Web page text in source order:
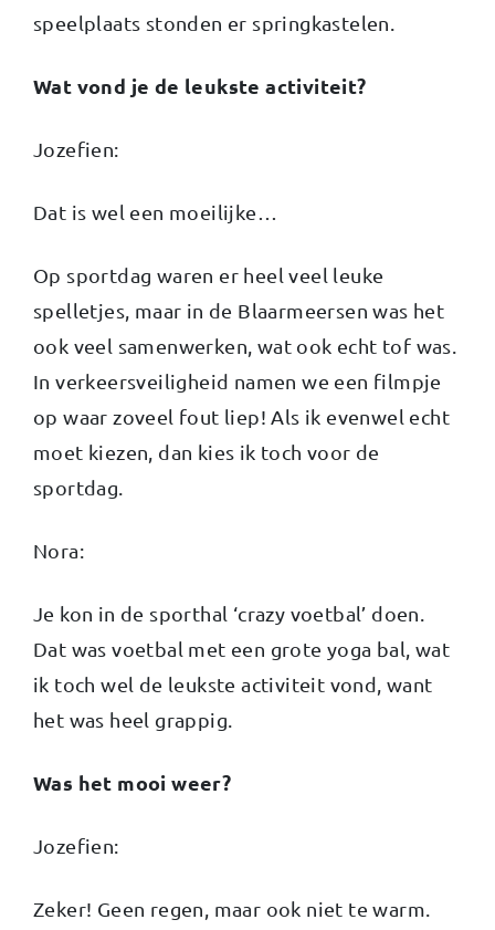
speelplaats stonden er springkastelen.
Wat vond je de leukste activiteit?
Jozefien:
Dat is wel een moeilijke…
Op sportdag waren er heel veel leuke
spelletjes, maar in de Blaarmeersen was het
ook veel samenwerken, wat ook echt tof was.
In verkeersveiligheid namen we een filmpje
op waar zoveel fout liep! Als ik evenwel echt
moet kiezen, dan kies ik toch voor de
sportdag.
Nora:
Je kon in de sporthal ‘crazy voetbal’ doen.
Dat was voetbal met een grote yoga bal, wat
ik toch wel de leukste activiteit vond, want
het was heel grappig.
Was het mooi weer?
Jozefien:
Zeker! Geen regen, maar ook niet te warm.